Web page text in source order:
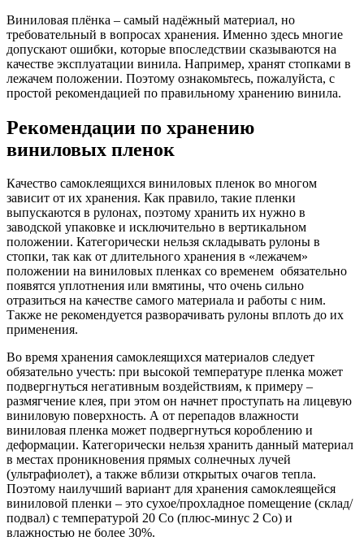
Виниловая плёнка – самый надёжный материал, но
требовательный в вопросах хранения. Именно здесь многие
допускают ошибки, которые впоследствии сказываются на
качестве эксплуатации винила. Например, хранят стопками в
лежачем положении. Поэтому ознакомьтесь, пожалуйста, с
простой рекомендацией по правильному хранению винила.
Рекомендации по хранению
виниловых пленок
Качество самоклеящихся виниловых пленок во многом
зависит от их хранения. Как правило, такие пленки
выпускаются в рулонах, поэтому хранить их нужно в
заводской упаковке и исключительно в вертикальном
положении. Категорически нельзя складывать рулоны в
стопки, так как от длительного хранения в «лежачем»
положении на виниловых пленках со временем обязательно
появятся уплотнения или вмятины, что очень сильно
отразиться на качестве самого материала и работы с ним.
Также не рекомендуется разворачивать рулоны вплоть до их
применения.
Во время хранения самоклеящихся материалов следует
обязательно учесть: при высокой температуре пленка может
подвергнуться негативным воздействиям, к примеру –
размягчение клея, при этом он начнет проступать на лицевую
виниловую поверхность. А от перепадов влажности
виниловая пленка может подвергнуться короблению и
деформации. Категорически нельзя хранить данный материал
в местах проникновения прямых солнечных лучей
(ультрафиолет), а также вблизи открытых очагов тепла.
Поэтому наилучший вариант для хранения самоклеящейся
виниловой пленки – это сухое/прохладное помещение (склад/
подвал) с температурой 20 Со (плюс-минус 2 Со) и
влажностью не более 30%.